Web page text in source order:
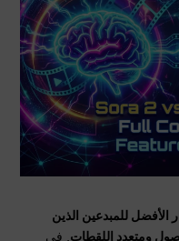
الأفضل للمبدعين الذين
ومتعدد اللقطات , في